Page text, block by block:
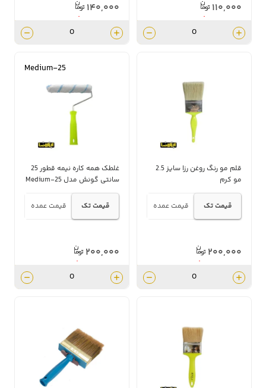
۱۱۰,۰۰۰
۹۹,۰۰۰
۱۴۰,۰۰۰
۱۲۶,۰۰۰
قلم مو رنگ روغن رزا سایز 2.5
مو کرم
قیمت تک قیمت عمده
۲۰۰,۰۰۰
۱۸۰,۰۰۰
Medium-25
غلطک همه کاره نیمه قطور 25
سانتی گونش مدل Medium-25
قیمت تک قیمت عمده
۲۰۰,۰۰۰
۱۸۰,۰۰۰